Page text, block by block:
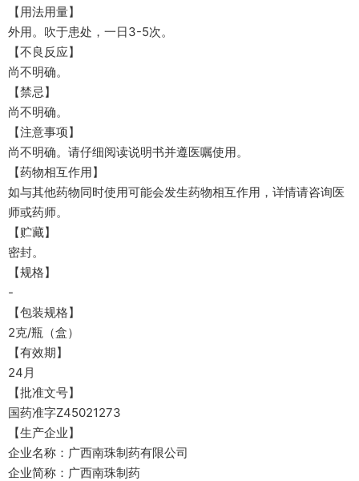
【用法用量】
外用。吹于患处，一日3-5次。
【不良反应】
尚不明确。
【禁忌】
尚不明确。
【注意事项】
尚不明确。请仔细阅读说明书并遵医嘱使用。
【药物相互作用】
如与其他药物同时使用可能会发生药物相互作用，详情请咨询医
师或药师。
【贮藏】
密封。
【规格】
-
【包装规格】
2克/瓶（盒）
【有效期】
24月
【批准文号】
国药准字Z45021273
【生产企业】
企业名称：广西南珠制药有限公司
企业简称：广西南珠制药